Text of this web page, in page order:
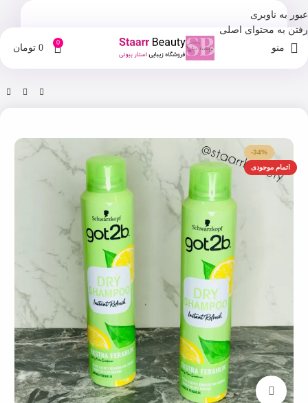
عبور به ناوبری
رفتن به محتوای اصلی
منو 0
0 تومان
فروشگاه شامپو
-34%
اتمام موجودی
بزرگنمایی تصویر